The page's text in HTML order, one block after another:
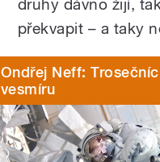
druhy dávno žijí,
překvapit – a taky
Ondřej Neff:
vesmíru